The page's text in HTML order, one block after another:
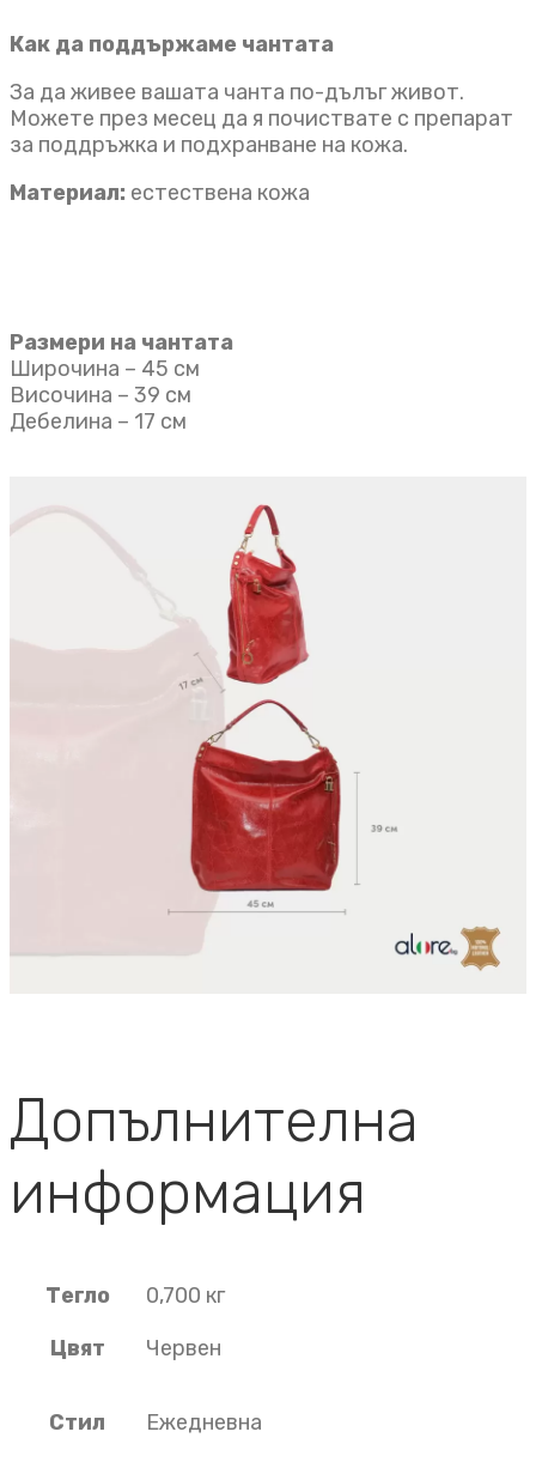
Как да поддържаме чантата
За да живее вашата чанта по-дълъг живот.
Можете през месец да я почиствате с препарат
за поддръжка и подхранване на кожа.
Материал: естествена кожа
Размери на чантата
Широчина – 45 см
Височина – 39 см
Дебелина – 17 см
Допълнителна
информация
Тегло
0,700 кг
Цвят
Червен
Стил Ежедневна